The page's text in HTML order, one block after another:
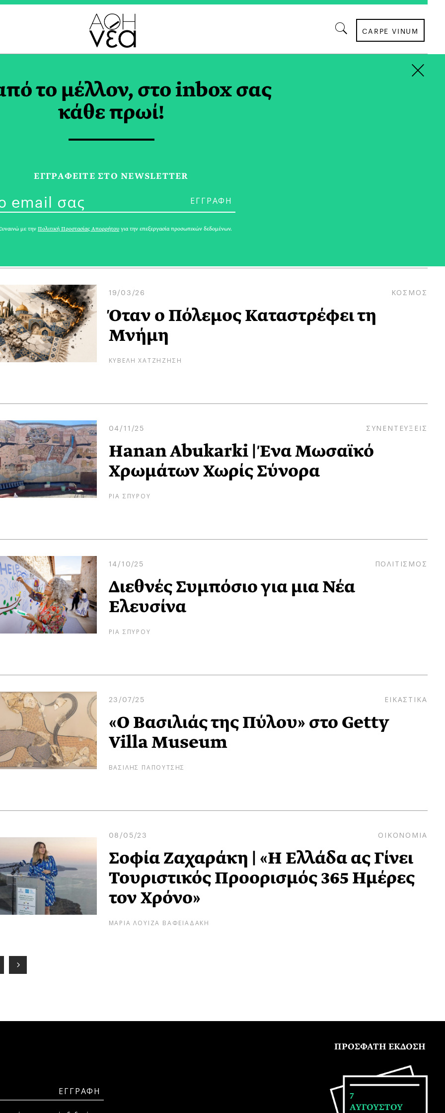
CARPE VINUM
ΚΛΗΡΟΝΟΜΙΑ TAG
Όταν το «Παράσημο» της UNESCO
Γίνεται… Βάρος
ΔΕΣΠΟΙΝΑ ΡΑΜΜΟΥ
19/03/26 ΚΟΣΜΟΣ
Όταν ο Πόλεμος Καταστρέφει τη
Μνήμη
ΚΥΒΕΛΗ ΧΑΤΖΗΖΗΣΗ
04/11/25 ΣΥΝΕΝΤΕΥΞΕΙΣ
Hanan Abukarki | Ένα Μωσαϊκό
Χρωμάτων Χωρίς Σύνορα
ΡΙΑ ΣΠΥΡΟΥ
14/10/25 ΠΟΛΙΤΙΣΜΟΣ
Διεθνές Συμπόσιο για μια Νέα
Ελευσίνα
ΡΙΑ ΣΠΥΡΟΥ
23/07/25 ΕΙΚΑΣΤΙΚΑ
«Ο Βασιλιάς της Πύλου» στο Getty
Villa Museum
ΒΑΣΙΛΗΣ ΠΑΠΟΥΤΣΗΣ
08/05/23 ΟΙΚΟΝΟΜΙΑ
Σοφία Ζαχαράκη | «Η Ελλάδα ας Γίνει
Τουριστικός Προορισμός 365 Ημέρες
τον Χρόνο»
ΜΑΡΙΑ ΛΟΥΙΖΑ ΒΑΦΕΙΑΔΑΚΗ
ΠΡΟΣΦΑΤΗ ΕΚΔΟΣΗ
7
ΑΥΓΟΥΣΤΟΥ
το μέλλον, στο inbox σας
κάθε πρωί!
ΕΓΓPΑΦΕΙΤΕ ΣΤΟ NEWSLETTER
με την Πολιτική Προστασίας Απορρήτου για την επεξεργασία προσωπικών δεδομένων.
×